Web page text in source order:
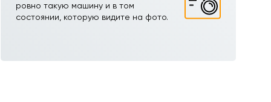
ровно такую машину и в том
состоянии, которую видите на фото.